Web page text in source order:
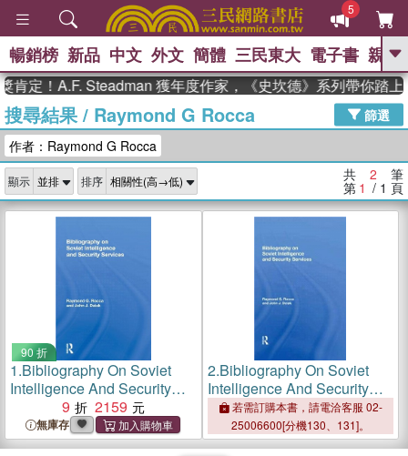
5
GO
熱搜： 東野圭吾 The Odyssey 、
父親節 、 如果歷史是一群喵 、 暑期
念華 、 台灣的李登輝時代 、 數學女
孩：黎曼猜想
偉大的迷走神經
暢銷榜 新品 中文 外文 簡體 三民東大 電子書 親子
肯定！A.F. Steadman 獲年度作家，《史坎德》系列帶你踏上
搜尋結果/ Raymond G Rocca
篩選
作者：Raymond G Rocca
顯示 排序 共 2 筆
第 1 / 1 頁
90 折
1.Bibliography On Soviet
Intelligence And Security
Services9 2159
無庫存
2.Bibliography On Soviet
Intelligence And Security
Services
若需訂購本書，請電洽客服 02-
25006600[分機130、131]。